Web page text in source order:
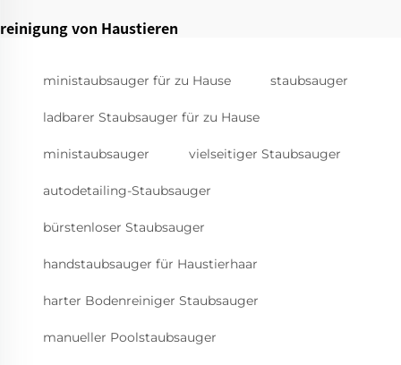
reinigung von Haustieren
ministaubsauger für zu Hause staubsauger
ladbarer Staubsauger für zu Hause
ministaubsauger vielseitiger Staubsauger
autodetailing-Staubsauger
bürstenloser Staubsauger
handstaubsauger für Haustierhaar
harter Bodenreiniger Staubsauger
manueller Poolstaubsauger